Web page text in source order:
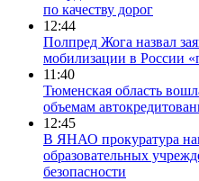
по качеству дорог
12:44
Полпред Жога назвал
мобилизации в России
11:40
Тюменская область
объемам
12:45
В ЯНАО прокуратура
образовательных
безопасности